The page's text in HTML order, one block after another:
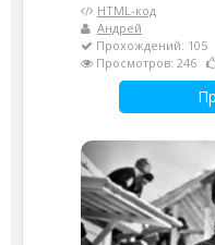
HTML-код
Андрей
Прохождений: 105
Просмотров: 246